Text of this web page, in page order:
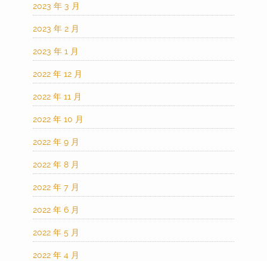
2023 年 3 月
2023 年 2 月
2023 年 1 月
2022 年 12 月
2022 年 11 月
2022 年 10 月
2022 年 9 月
2022 年 8 月
2022 年 7 月
2022 年 6 月
2022 年 5 月
2022 年 4 月